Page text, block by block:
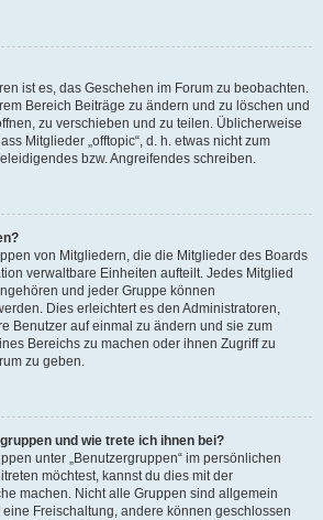
ist es, das Geschehen im Forum zu beobachten.
Bereich Beiträge zu ändern und zu löschen und
zu verschieben und zu teilen. Üblicherweise
Mitglieder „offtopic“, d. h. etwas nicht zum
bzw. Angreifendes schreiben.
von Mitgliedern, die die Mitglieder des Boards
verwaltbare Einheiten aufteilt. Jedes Mitglied
und jeder Gruppe können
Dies erleichtert es den Administratoren,
Benutzer auf einmal zu ändern und sie zum
Bereichs zu machen oder ihnen Zugriff zu
zu geben.
und wie trete ich ihnen bei?
unter „Benutzergruppen“ im persönlichen
möchtest, kannst du dies mit der
machen. Nicht alle Gruppen sind allgemein
Freischaltung, andere können geschlossen